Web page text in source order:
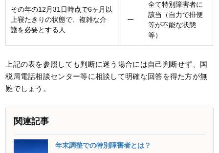
その年の12月31日時点で6ヶ月以
上寝たきりの状態で、複雑な介
護を必要とする人
ー
全て特別障害者に
該当（自力で排便
等が不能な状態
等）
上記の表を参照しても判断に迷う場合には自己判断せず、国
税局電話相談センター等に相談して明確な回答を得た方が無
難でしょう。
関連記事
年末調整での特別障害者とは？